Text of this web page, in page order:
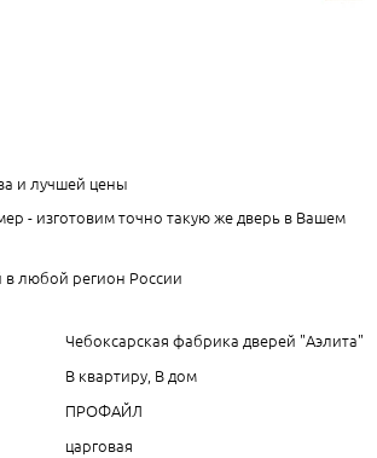
и лучшей цены
- изготовим точно такую же дверь в Вашем
в любой регион России
Чебоксарская фабрика дверей "Аэлита"
В квартиру, В дом
ПРОФАЙЛ
царговая